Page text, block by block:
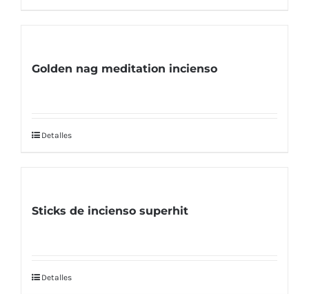
Golden nag meditation incienso
Detalles
Sticks de incienso superhit
Detalles